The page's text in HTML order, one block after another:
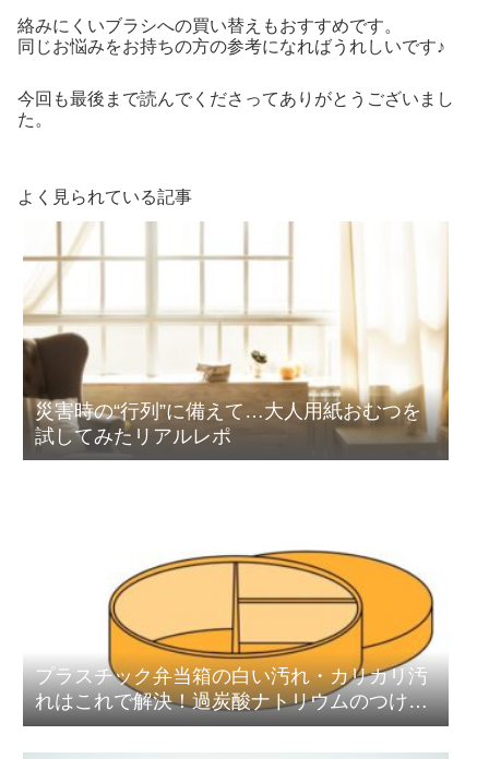
絡みにくいブラシへの買い替えもおすすめです。
同じお悩みをお持ちの方の参考になればうれしいです♪
今回も最後まで読んでくださってありがとうございまし
た。
よく見られている記事
災害時の“行列”に備えて…大人用紙おむつを
試してみたリアルレポ
プラスチック弁当箱の白い汚れ・カリカリ汚
れはこれで解決！過炭酸ナトリウムのつけ置
き洗浄術